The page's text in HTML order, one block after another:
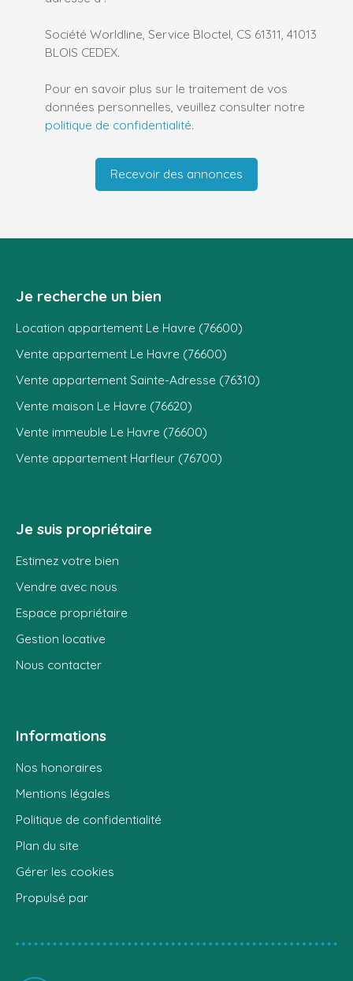
Société Worldline, Service Bloctel, CS 61311, 41013
BLOIS CEDEX.
Pour en savoir plus sur le traitement de vos
données personnelles, veuillez consulter notre
politique de confidentialité.
Recevoir des annonces
Je recherche un bien
Location appartement Le Havre (76600)
Vente appartement Le Havre (76600)
Vente appartement Sainte-Adresse (76310)
Vente maison Le Havre (76620)
Vente immeuble Le Havre (76600)
Vente appartement Harfleur (76700)
Je suis propriétaire
Estimez votre bien
Vendre avec nous
Espace propriétaire
Gestion locative
Nous contacter
Informations
Nos honoraires
Mentions légales
Politique de confidentialité
Plan du site
Gérer les cookies
Propulsé par